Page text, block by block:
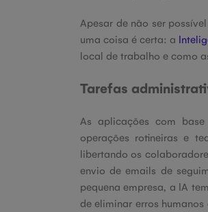
Apesar de não ser
uma coisa é certa: a
local de trabalho e como
Tarefas
As aplicações com
operações rotineiras e
libertando os
envio de emails de
pequena empresa, a IA
de eliminar erros